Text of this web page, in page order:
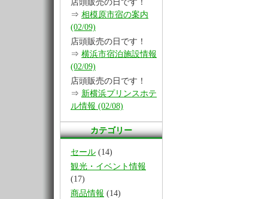
店頭販売の日です！
⇒ 相模原市宿の案内
(02/09)
店頭販売の日です！
⇒ 横浜市宿泊施設情報
(02/09)
店頭販売の日です！
⇒ 新横浜プリンスホテ
ル情報 (02/08)
カテゴリー
セール (14)
観光・イベント情報
(17)
商品情報 (14)